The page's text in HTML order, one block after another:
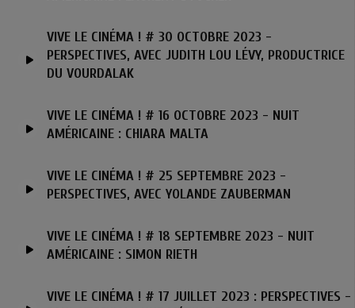
VIVE LE CINÉMA ! # 30 OCTOBRE 2023 -
PERSPECTIVES, AVEC JUDITH LOU LÉVY, PRODUCTRICE
DU VOURDALAK
VIVE LE CINÉMA ! # 16 OCTOBRE 2023 - NUIT
AMÉRICAINE : CHIARA MALTA
VIVE LE CINÉMA ! # 25 SEPTEMBRE 2023 -
PERSPECTIVES, AVEC YOLANDE ZAUBERMAN
VIVE LE CINÉMA ! # 18 SEPTEMBRE 2023 - NUIT
AMÉRICAINE : SIMON RIETH
VIVE LE CINÉMA ! # 17 JUILLET 2023 : PERSPECTIVES -